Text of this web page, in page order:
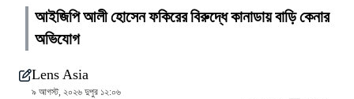
আইজিপি আলী হোসেন ফকিরের বিরুদ্ধে কানাডায় বাড়ি কেনার
অভিযোগ
Lens Asia
৯ আগস্ট, ২০২৬ দুপুর ১২:০৬